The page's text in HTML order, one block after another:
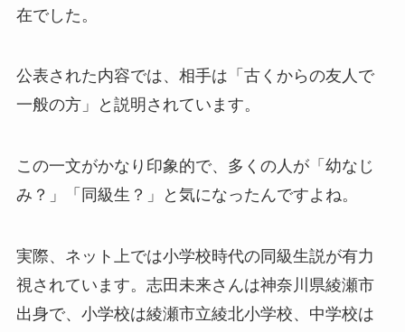
在でした。
公表された内容では、相手は「古くからの友人で
一般の方」と説明されています。
この一文がかなり印象的で、多くの人が「幼なじ
み？」「同級生？」と気になったんですよね。
実際、ネット上では小学校時代の同級生説が有力
視されています。志田未来さんは神奈川県綾瀬市
出身で、小学校は綾瀬市立綾北小学校、中学校は